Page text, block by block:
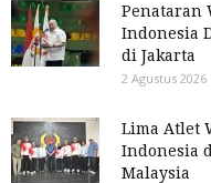
Penataran
Indonesia
di Jakarta
2 Agustus 2026
Lima Atlet
Indonesia
Malaysia